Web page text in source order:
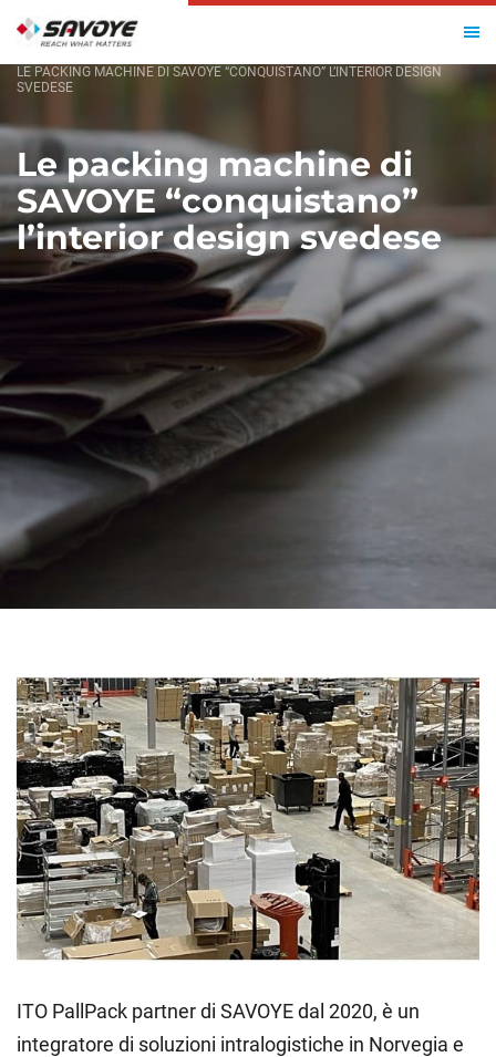
LE PACKING MACHINE DI SAVOYE “CONQUISTANO” L’INTERIOR DESIGN
SVEDESE
Le packing machine di
SAVOYE “conquistano”
l’interior design svedese
ITO PallPack partner di SAVOYE dal 2020, è un
integratore di soluzioni intralogistiche in Norvegia e